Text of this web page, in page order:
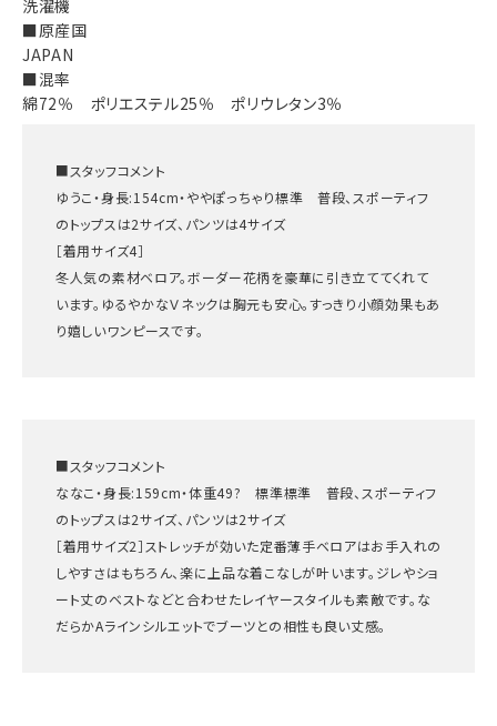
洗濯機
■原産国
JAPAN
■混率
綿72％ ポリエステル25％ ポリウレタン3％
■スタッフコメント
ゆうこ・身長:154cm・ややぽっちゃり標準 普段、スポーティフ
のトップスは2サイズ、パンツは4サイズ
［着用サイズ4］
冬人気の素材ベロア。ボーダー花柄を豪華に引き立ててくれて
います。ゆるやかなＶネックは胸元も安心。すっきり小顔効果もあ
り嬉しいワンピースです。
■スタッフコメント
ななこ・身長:159cm・体重49? 標準標準 普段、スポーティフ
のトップスは2サイズ、パンツは2サイズ
［着用サイズ2］ストレッチが効いた定番薄手ベロアはお手入れの
しやすさはもちろん、楽に上品な着こなしが叶います。ジレやショ
ート丈のベストなどと合わせたレイヤースタイルも素敵です。な
だらかAラインシルエットでブーツとの相性も良い丈感。